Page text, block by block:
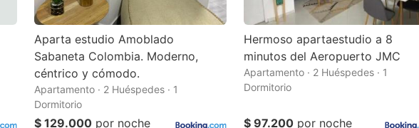
Aparta estudio Amoblado
Sabaneta Colombia. Moderno,
céntrico y cómodo.
Apartamento · 2 Huéspedes · 1
Dormitorio
$ 129.000 por noche
Hermoso apartaestudio a 8
minutos del Aeropuerto JMC
Apartamento · 2 Huéspedes · 1
Dormitorio
$ 97.200 por noche